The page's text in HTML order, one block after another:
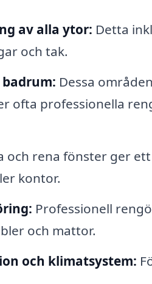
av alla ytor: Detta
och tak.
Dessa
ofta professionella
och rena fönster ger
kontor.
Professionell
och mattor.
och klimatsystem: